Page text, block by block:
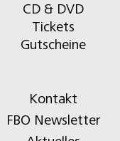
CD & DVD
Tickets
Gutscheine
Kontakt
FBO Newsletter